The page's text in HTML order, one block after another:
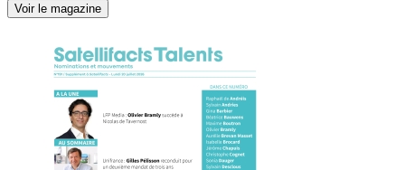
Voir le magazine